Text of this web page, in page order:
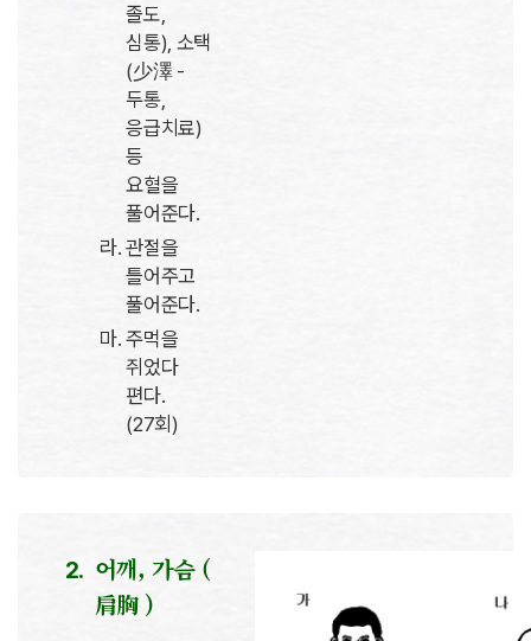
졸도,
심통), 소택
(少澤 -
두통,
응급치료)
등
요혈을
풀어준다.
관절을
틀어주고
풀어준다.
주먹을
쥐었다
편다.
(27회)
어깨, 가슴 (
肩胸 )